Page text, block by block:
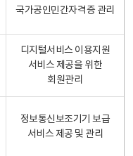
국가공인민간자격증 관리
디지털서비스 이용지원
서비스 제공을 위한
회원관리
정보통신보조기기 보급
서비스 제공 및 관리